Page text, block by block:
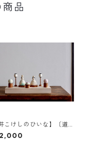
品
こけしのひいな】〔道
ト〕花みずき〈座雛〉c